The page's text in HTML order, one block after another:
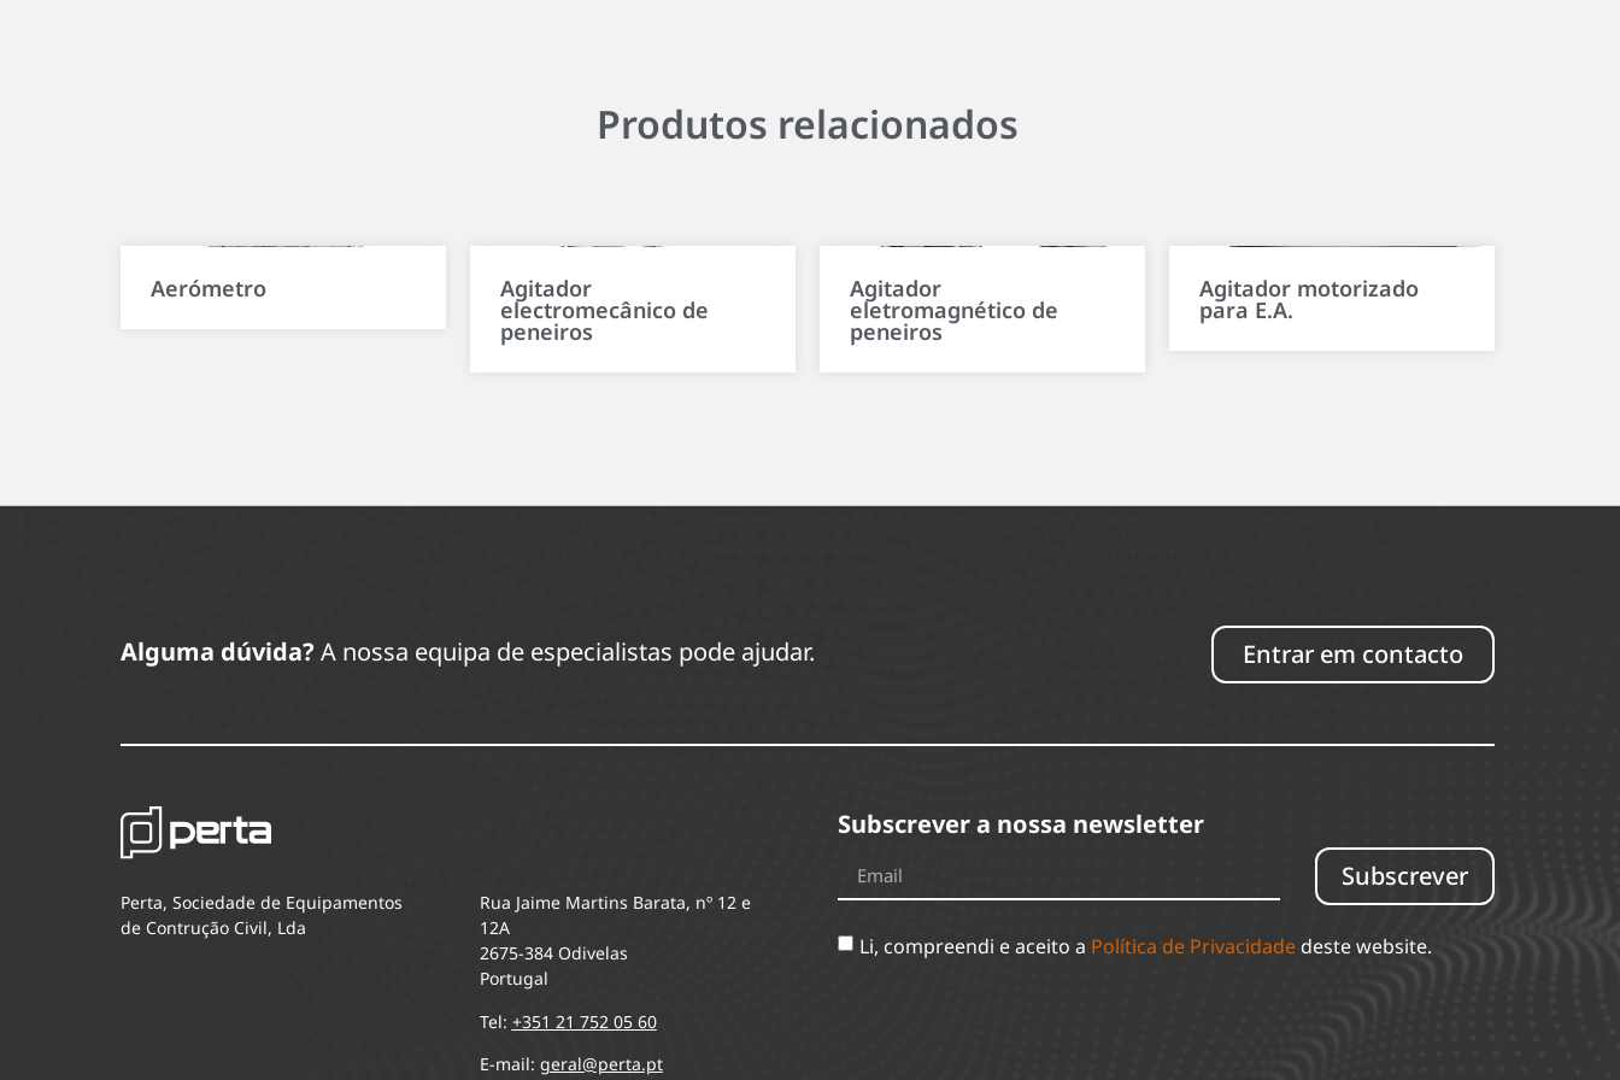
Produtos relacionados
Aerómetro Agitador
electromecânico de
peneiros
Agitador
eletromagnético de
peneiros
Agitador motorizado
para E.A.
Alguma dúvida? A nossa equipa de especialistas pode ajudar. Entrar em contacto
Perta, Sociedade de Equipamentos
de Contrução Civil, Lda
Rua Jaime Martins Barata, nº 12 e
12A
2675-384 Odivelas
Portugal
Tel: +351 21 752 05 60
E-mail: geral@perta.pt
Subscrever a nossa newsletter
Li, compreendi e aceito a Política de Privacidadedeste website.
Subscrever